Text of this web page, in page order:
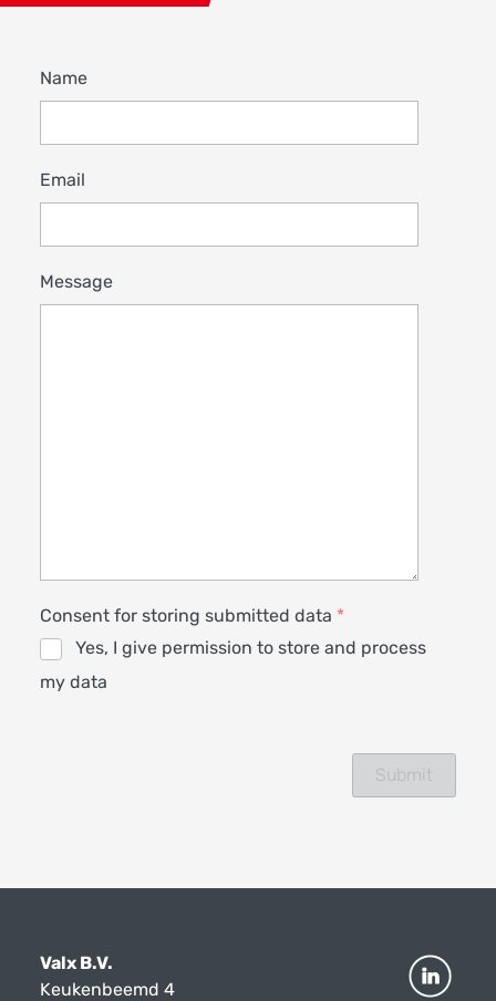
Name
Email
Message
Consent for storing submitted data *
Yes, I give permission to store and process
my data
Valx B.V.
Keukenbeemd 4